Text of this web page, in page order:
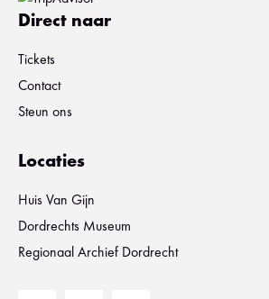
Direct naar
Tickets
Contact
Steun ons
Locaties
Huis Van Gijn
Dordrechts Museum
Regionaal Archief Dordrecht